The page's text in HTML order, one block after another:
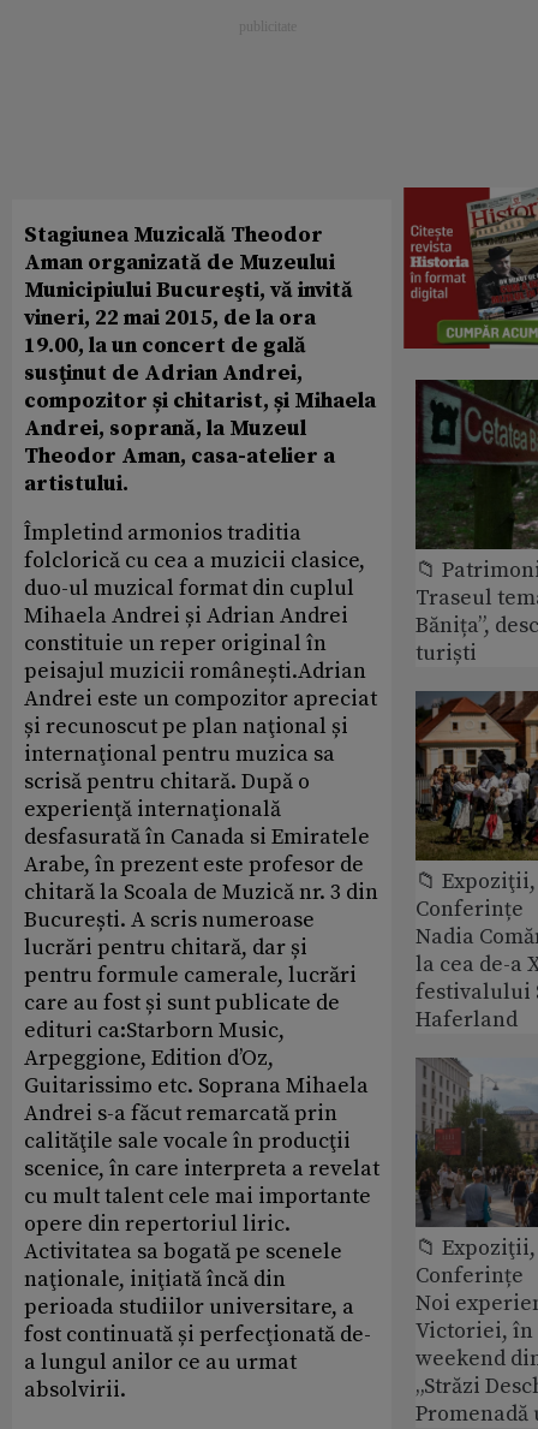
Stagiunea Muzicală Theodor
Aman organizată de Muzeului
Municipiului Bucureşti, vă invită
vineri, 22 mai 2015, de la ora
19.00, la un concert de gală
susţinut de Adrian Andrei,
compozitor și chitarist, și Mihaela
Andrei, soprană, la Muzeul
Theodor Aman, casa-atelier a
artistului.
Împletind armonios tradit­ia
folclorică cu cea a muzicii clasice,
duo-ul muzical format din cuplul
Mihaela Andrei și Adrian Andrei
constituie un reper original în
peisajul muzicii românești.Adrian
Andrei este un compozitor apreciat
și recunoscut pe plan naţional și
internaţional pentru muzica sa
scrisă pentru chitară. După o
experienţă internaţională
desfasurată în Canada si Emiratele
Arabe, în prezent este profesor de
chitară la Scoala de Muzică nr. 3 din
București. A scris numeroase
lucrări pentru chitară, dar și
pentru formule camerale, lucrări
care au fost și sunt publicate de
edituri ca:Starborn Music,
Arpeggione, Edition d’Oz,
Guitarissimo etc. Soprana Mihaela
Andrei s-a făcut remarcată prin
calităţile sale vocale în producţii
scenice, în care interpreta a revelat
cu mult talent cele mai importante
opere din repertoriul liric.
Activitatea sa bogată pe scenele
naţionale, iniţiată încă din
perioada studiilor universitare, a
fost continuată și perfecţionată de-
a lungul anilor ce au urmat
absolvirii.
📁
Traseul
Bănița”,
turiști
📁
Conferințe
Nadia
la cea de-a
festivalului
Haferland
📁
Conferințe
Noi
Victoriei,
weekend
„Străzi
Promenadă